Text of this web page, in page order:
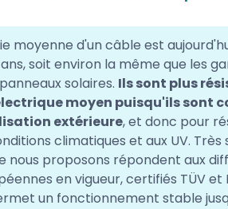
moyenne d'un câble est
soit environ la même que les
solaires. Ils sont plus
moyen puisqu'ils sont
extérieure, et donc pour
climatiques et aux UV. Très
nous proposons répondent aux
en vigueur, certifiés TÜV et
un fonctionnement stable